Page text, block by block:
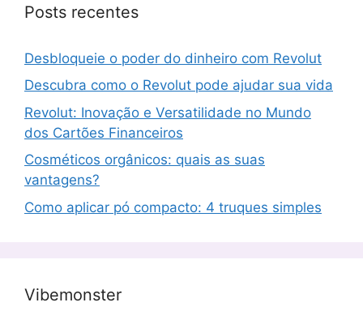
Posts recentes
Desbloqueie o poder do dinheiro com Revolut
Descubra como o Revolut pode ajudar sua vida
Revolut: Inovação e Versatilidade no Mundo
dos Cartões Financeiros
Cosméticos orgânicos: quais as suas
vantagens?
Como aplicar pó compacto: 4 truques simples
Vibemonster